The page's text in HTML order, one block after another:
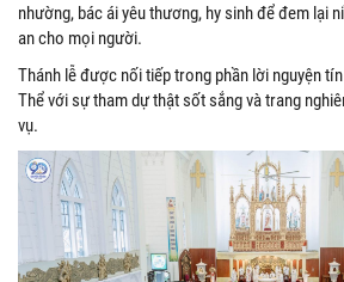
nhường, bác ái yêu thương, hy sinh để đem lại
an cho mọi người.
Thánh lễ được nối tiếp trong phần lời nguyện
Thể với sự tham dự thật sốt sắng và trang
vụ.